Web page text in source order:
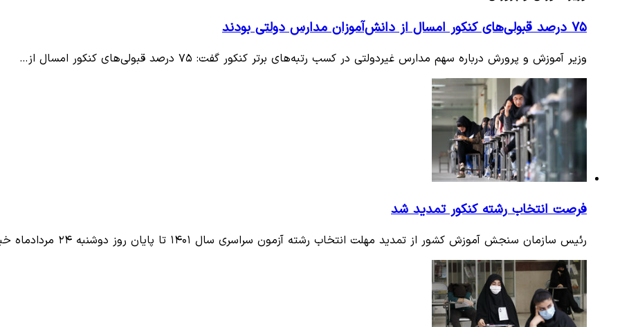
۷۵ درصد قبولی‌های کنکور امسال از دانش‌آموزان مدارس دولتی بودند
وزیر آموزش و پرورش درباره سهم مدارس غیردولتی در کسب رتبه‌های برتر کنکور گفت: ۷۵ درصد قبولی‌های کنکور امسال از…
فرصت انتخاب رشته کنکور تمدید شد
رئیس سازمان سنجش آموزش کشور از تمدید مهلت انتخاب رشته آزمون سراسری سال ۱۴۰۱ تا پایان روز دوشنبه ۲۴ مردادماه خبر داد.